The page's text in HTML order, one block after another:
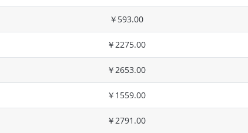
￥593.00
￥2275.00
￥2653.00
￥1559.00
￥2791.00